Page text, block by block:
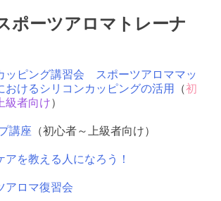
ポーツアロマトレーナ
ッピング講習会 スポーツアロママッ
おけるシリコンカッピングの活用
（初
級者向け）
講座 （初心者～上級者向け）
アを教える人になろう！
アロマ復習会